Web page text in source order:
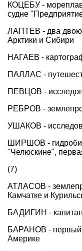
КОЦЕБУ -
судне
ЛАПТЕВ - два
Арктики и Сибири
НАГАЕВ -
ПАЛЛАС -
ПЕВЦОВ -
РЕБРОВ -
УШАКОВ -
ШИРШОВ -
"Челюскине",
(7)
АТЛАСОВ -
Камчатке и
БАДИГИН -
БАРАНОВ - первый
Америке